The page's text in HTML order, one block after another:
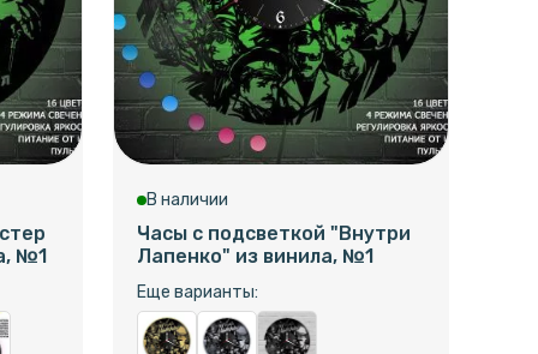
№1
В наличии
Часы с подсветкой "Внутри
Лапенко" из винила, №1
Еще варианты: